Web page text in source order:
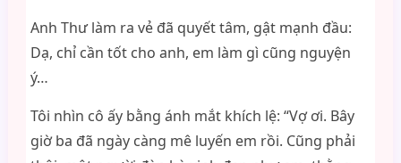
Anh Thư làm ra vẻ đã quyết tâm, gật mạnh đầu:
Dạ, chỉ cần tốt cho anh, em làm gì cũng nguyện
ý…
Tôi nhìn cô ấy bằng ánh mắt khích lệ: “Vợ ơi. Bây
giờ ba đã ngày càng mê luyến em rồi. Cũng phải